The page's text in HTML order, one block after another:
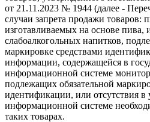
от 21.11.2023 № 1944 (далее -
случаи запрета продажи товаров:
изготавливаемых на основе пива,
слабоалкогольных напитков,
маркировке средствами
информации, содержащейся в
информационной системе
подлежащих обязательной
идентификации, или отсутствия в
информационной системе
таких товарах.